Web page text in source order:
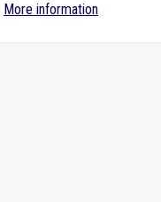
More information